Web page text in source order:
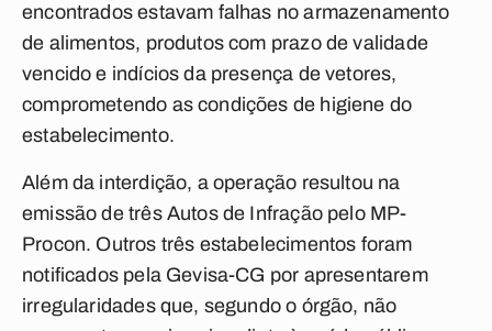
encontrados estavam falhas no armazenamento
de alimentos, produtos com prazo de validade
vencido e indícios da presença de vetores,
comprometendo as condições de higiene do
estabelecimento.
Além da interdição, a operação resultou na
emissão de três Autos de Infração pelo MP-
Procon. Outros três estabelecimentos foram
notificados pela Gevisa-CG por apresentarem
irregularidades que, segundo o órgão, não